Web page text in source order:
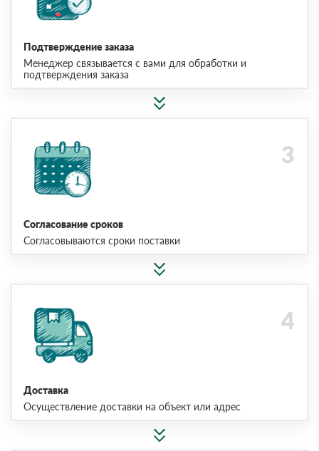
Подтверждение заказа
Менеджер связывается с вами для обработки и
подтверждения заказа
Согласование сроков
Согласовываются сроки поставки
Доставка
Осуществление доставки на объект или адрес